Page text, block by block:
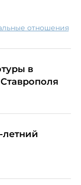
отношения
в